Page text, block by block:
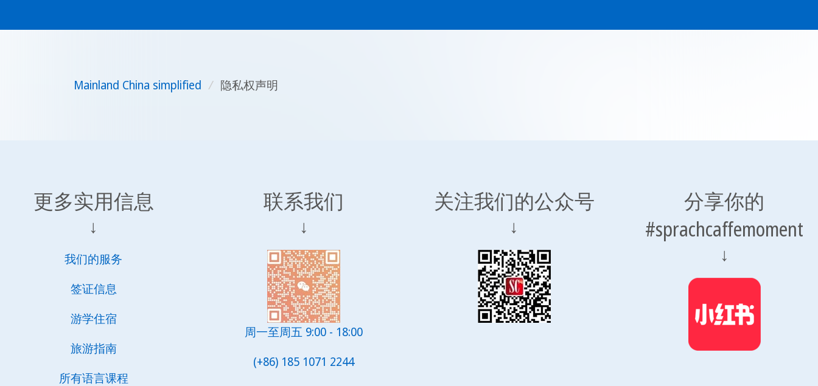
Mainland China simplified / 隐私权声明
更多实用信息
↓
我们的服务
签证信息
游学住宿
旅游指南
所有语言课程
联系我们
↓
周一至周五 9:00 - 18:00
(+86) 185 1071 2244
关注我们的公众号
↓
分享你的
#sprachcaffemoment
↓